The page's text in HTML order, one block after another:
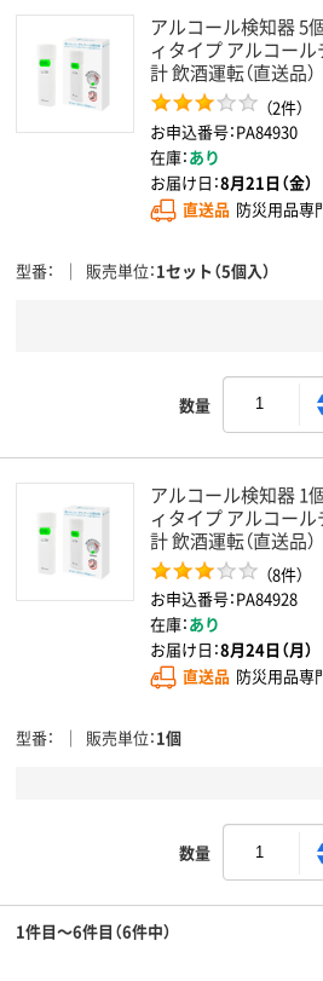
アルコール検知器 5
ィタイプ アルコー
計 飲酒運転（直送品）
（2件）
お申込番号：PA84930
在庫：あり
お届け日：8月21日（金）
直送品 防災用品専
型番 販売単位 1セット（5個入）
数量
アルコール検知器 1
ィタイプ アルコー
計 飲酒運転（直送品）
（8件）
お申込番号：PA84928
在庫：あり
お届け日：8月24日（月）
直送品 防災用品専
型番 販売単位 1個
数量
1件目～6件目（6件中）